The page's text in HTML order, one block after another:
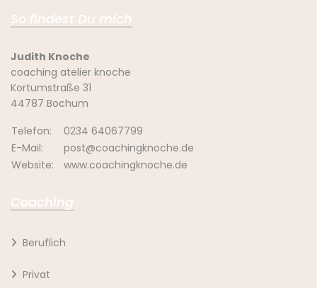
So findest Du mich
Judith Knoche
coaching atelier knoche
Kortumstraße 31
44787 Bochum
Telefon:
0234 64067799
E-Mail:
post@coachingknoche.de
Website:
www.coachingknoche.de
Coaching
Beruflich
Privat